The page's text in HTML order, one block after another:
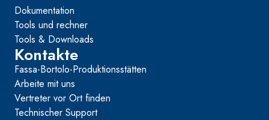
Dokumentation
Tools und rechner
Tools & Downloads
Kontakte
Fassa-Bortolo-Produktionsstätten
Arbeite mit uns
Vertreter vor Ort finden
Technischer Support